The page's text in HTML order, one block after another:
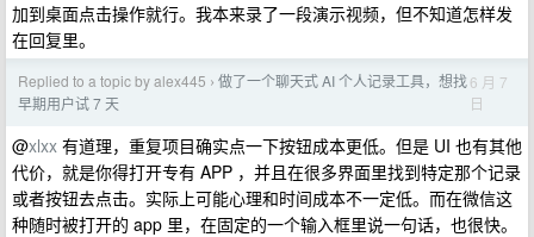
加到桌面点击操作就行。我本来录了一段演示视频，但不知道怎样发
在回复里。
Replied to a topic by alex445 › 做了一个聊天式 AI 个人记录工具，想找
早期用户试 7 天
6 月 7
日
@xlxx 有道理，重复项目确实点一下按钮成本更低。但是 UI 也有其他
代价，就是你得打开专有 APP ，并且在很多界面里找到特定那个记录
或者按钮去点击。实际上可能心理和时间成本不一定低。而在微信这
种随时被打开的 app 里，在固定的一个输入框里说一句话，也很快。